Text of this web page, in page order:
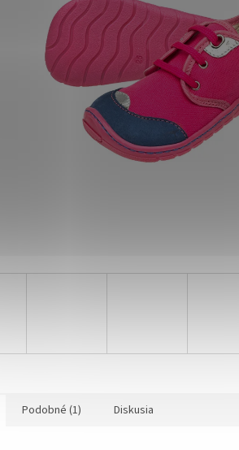
Podobné (1) Diskusia